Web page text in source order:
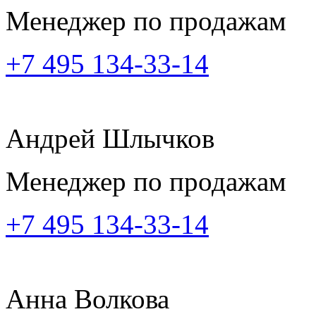
Менеджер по продажам
+7 495 134-33-14
Андрей Шлычков
Менеджер по продажам
+7 495 134-33-14
Анна Волкова